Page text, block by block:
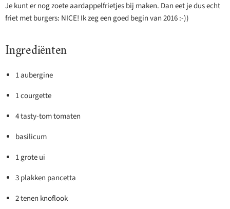
Je kunt er nog zoete aardappelfrietjes bij maken. Dan eet je dus echt
friet met burgers: NICE! Ik zeg een goed begin van 2016 :-))
Ingrediënten
1 aubergine
1 courgette
4 tasty-tom tomaten
basilicum
1 grote ui
3 plakken pancetta
2 tenen knoflook